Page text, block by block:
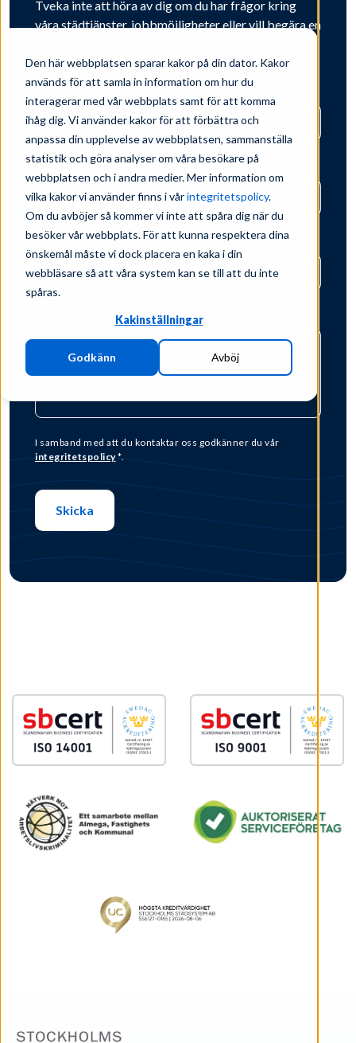
Den här webbplatsen sparar kakor på din dator. Kakor
används för att samla in information om hur du
interagerar med vår webbplats samt för att komma
ihåg dig. Vi använder kakor för att förbättra och
anpassa din upplevelse av webbplatsen, sammanställa
statistik och göra analyser om våra besökare på
webbplatsen och i andra medier. Mer information om
vilka kakor vi använder finns i vårintegritetspolicy.
Om du avböjer så kommer vi inte att spåra dig när du
besöker vår webbplats. För att kunna respektera dina
önskemål måste vi dock placera en kaka i din
webbläsare så att våra system kan se till att du inte
spåras.
Kakinställningar
Godkänn Avböj
Tveka inte att höra av dig om du har frågor kring
våra städtjänster, jobbmöjligheter eller vill begära en
Förnamn *
Efternamn*
E-post*
Ditt meddelande*
I samband med att du kontaktar oss godkänner du vår
integritetspolicy*.